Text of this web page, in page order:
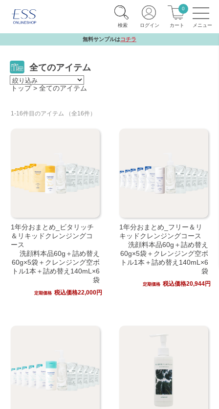
検索 ログイン カート
0
無料サンプルはコチラ
全てのアイテム
トップ 全てのアイテム
1-16件目のアイテム （全16件）
1年分おまとめ_ビタリッチ
＆リキッドクレンジングコ
ース
洗顔料本品60g＋詰め替え
60g×5袋＋クレンジング空ボ
トル1本＋詰め替え140mL×6
袋
定期価格 税込価格22,000円
1年分おまとめ_フリー＆リ
キッドクレンジングコース
洗顔料本品60g＋詰め替え
60g×5袋＋クレンジング空ボ
トル1本＋詰め替え140mL×6
袋
定期価格 税込価格20,944円